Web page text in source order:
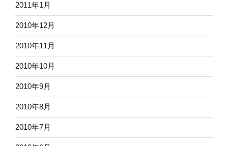
2011年1月
2010年12月
2010年11月
2010年10月
2010年9月
2010年8月
2010年7月